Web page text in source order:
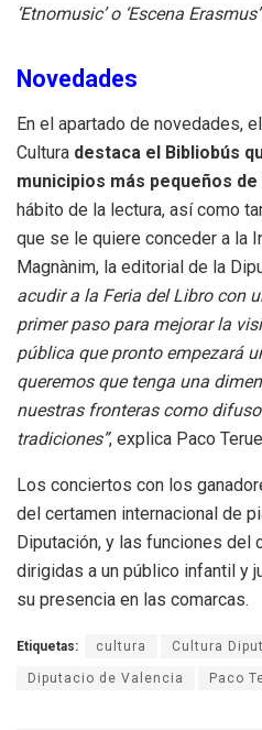
‘Etnomusic’ o ‘Escena
Novedades
En el apartado de novedades,
Cultura destaca el Bibliobús
municipios más pequeños
hábito de la lectura, así como
que se le quiere conceder a la
Magnànim, la editorial de la
acudir a la Feria del Libro con
primer paso para mejorar la
pública que pronto empezará
queremos que tenga una
nuestras fronteras como
tradiciones”, explica Paco
Los conciertos con los
del certamen internacional de
Diputación, y las funciones del
dirigidas a un público infantil y
su presencia en las comarcas.
Etiquetas: cultura Cultura
Diputacio de Valencia Paco